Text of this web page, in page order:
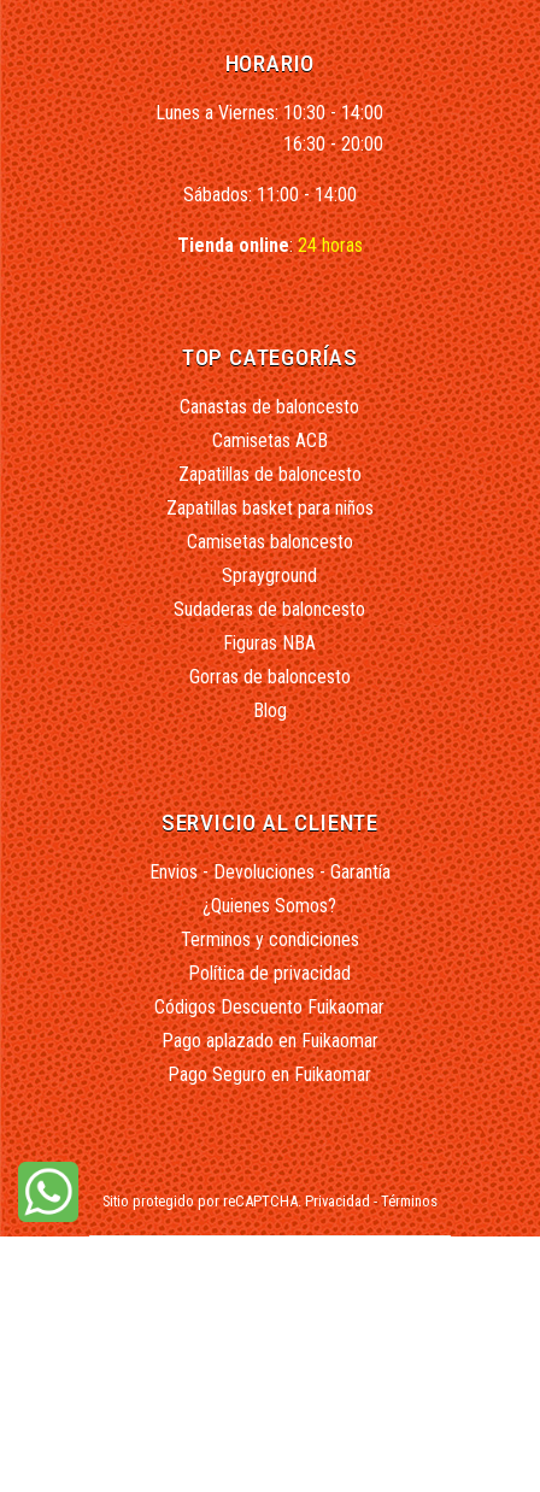
HORARIO
Lunes a Viernes: 10:30 - 14:00
16:30 - 20:00
Sábados: 11:00 - 14:00
Tienda online:24 horas
TOP CATEGORÍAS
Canastas de baloncesto
Camisetas ACB
Zapatillas de baloncesto
Zapatillas basket para niños
Camisetas baloncesto
Sprayground
Sudaderas de baloncesto
Figuras NBA
Gorras de baloncesto
Blog
SERVICIO AL CLIENTE
Envios - Devoluciones - Garantía
¿Quienes Somos?
Terminos y condiciones
Política de privacidad
Códigos Descuento Fuikaomar
Pago aplazado en Fuikaomar
Pago Seguro en Fuikaomar
Sitio protegido por reCAPTCHA.Privacidad-Términos